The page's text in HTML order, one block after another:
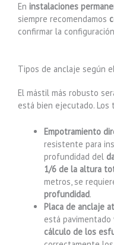
En instalaciones
siempre recomendamos
confirmar la
Tipos de anclaje según
El mástil más robusto
está bien ejecutado. Los
Empotramiento
resistente para
profundidad del
1/6 de la altura
metros, se
profundidad.
Placa de anclaje
está pavimentado
cálculo de los